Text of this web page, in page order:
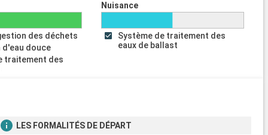
des déchets
douce
traitement des
Nuisance
Système de traitement des
eaux de ballast
LES FORMALITÉS DE DÉPART